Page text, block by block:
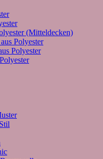
(Mitteldecken)
Polyester
Polyester